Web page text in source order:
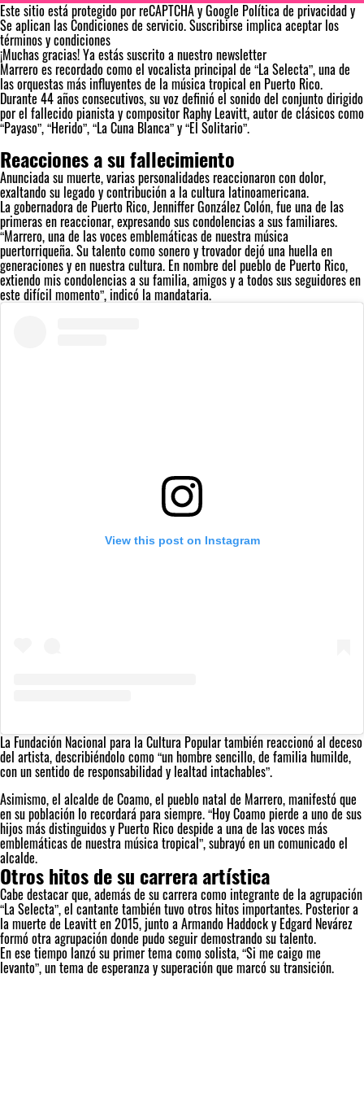
Este sitio está protegido por reCAPTCHA y Google Política de privacidady
Se aplican lasCondiciones de servicio. Suscribirse implica aceptar los
términos y condiciones
¡Muchas gracias!Ya estás suscrito a nuestro newsletter
Marrero es recordado como el vocalista principal de “La Selecta”, una de
las orquestas más influyentes de la música tropical en Puerto Rico.
Durante 44 años consecutivos, su voz definió el sonido del conjunto dirigido
por el fallecido pianista y compositor Raphy Leavitt, autor de clásicos como
“Payaso”, “Herido”, “La Cuna Blanca” y “El Solitario”.
Reacciones a su fallecimiento
Anunciada su muerte, varias personalidades reaccionaron con dolor,
exaltando su legado y contribución a la cultura latinoamericana.
La gobernadora de Puerto Rico, Jenniffer González Colón, fue una de las
primeras en reaccionar, expresando sus condolencias a sus familiares.
“Marrero, una de las voces emblemáticas de nuestra música
puertorriqueña. Su talento como sonero y trovador dejó una huella en
generaciones y en nuestra cultura. En nombre del pueblo de Puerto Rico,
extiendo mis condolencias a su familia, amigos y a todos sus seguidores en
este difícil momento”, indicó la mandataria.
View this post on Instagram
La Fundación Nacional para la Cultura Popular también reaccionó al deceso
del artista, describiéndolo como “un hombre sencillo, de familia humilde,
con un sentido de responsabilidad y lealtad intachables”.
Asimismo, el alcalde de Coamo, el pueblo natal de Marrero, manifestó que
en su población lo recordará para siempre. “Hoy Coamo pierde a uno de sus
hijos más distinguidos y Puerto Rico despide a una de las voces más
emblemáticas de nuestra música tropical”, subrayó en un comunicado el
alcalde.
Otros hitos de su carrera artística
Cabe destacar que, además de su carrera como integrante de la agrupación
“La Selecta”, el cantante también tuvo otros hitos importantes. Posterior a
la muerte de Leavitt en 2015, junto a Armando Haddock y Edgard Nevárez
formó otra agrupación donde pudo seguir demostrando su talento.
En ese tiempo lanzó su primer tema como solista, “Si me caigo me
levanto”, un tema de esperanza y superación que marcó su transición.